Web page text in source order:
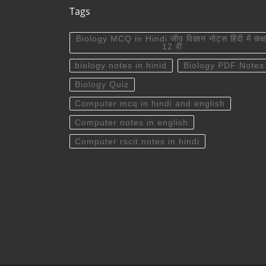
Tags
Biology MCQ in Hindi जीव विज्ञान नोट्स हिंदी में
12 वीं
biology notes in hinid Biology PDF Notes
Biology Quiz
Computer mcq in hindi and english
Computer notes in english
Computer rscit notes in hindi